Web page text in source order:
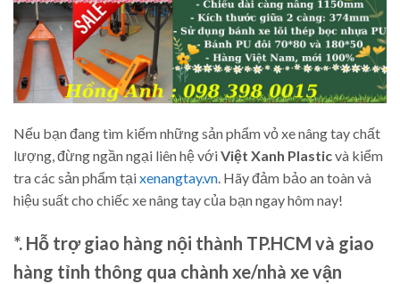
Nếu bạn đang tìm kiếm những sản phẩm vỏ xe nâng tay chất
lượng, đừng ngần ngại liên hệ vớiViệt Xanh Plasticvà kiểm
tra các sản phẩm tạixenangtay.vn . Hãy đảm bảo an toàn và
hiệu suất cho chiếc xe nâng tay của bạn ngay hôm nay!
*. Hỗ trợ giao hàng nội thành TP.HCM và giao
hàng tỉnh thông qua chành xe/nhà xe vận